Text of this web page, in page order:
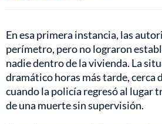
En esa primera instancia, las
perímetro, pero no lograron
nadie dentro de la vivienda. La
dramático horas más tarde, cerca
cuando la policía regresó al lugar
de una muerte sin supervisión.